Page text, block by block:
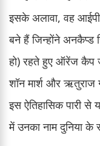
इसके अलावा, वह
बने हैं जिन्होंने अनकैप्ड
हो) रहते हुए ऑरेंज कैप
शॉन मार्श और ऋतुराज
इस ऐतिहासिक पारी
में उनका नाम दुनिया के